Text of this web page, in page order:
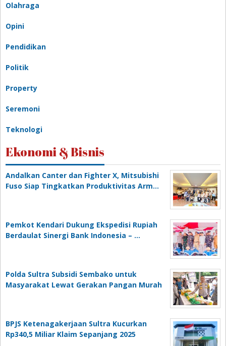
Olahraga
Opini
Pendidikan
Politik
Property
Seremoni
Teknologi
Ekonomi & Bisnis
Andalkan Canter dan Fighter X, Mitsubishi
Fuso Siap Tingkatkan Produktivitas Arm…
Pemkot Kendari Dukung Ekspedisi Rupiah
Berdaulat Sinergi Bank Indonesia – …
Polda Sultra Subsidi Sembako untuk
Masyarakat Lewat Gerakan Pangan Murah
BPJS Ketenagakerjaan Sultra Kucurkan
Rp340,5 Miliar Klaim Sepanjang 2025